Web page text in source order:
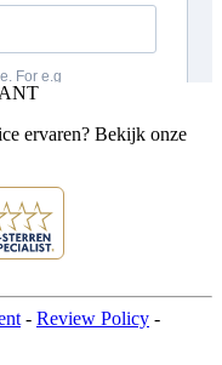
ervaren? Bekijk onze
- Review Policy -